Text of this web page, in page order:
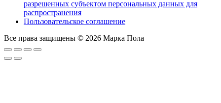
разрешенных субъектом персональных данных для
распространения
Пользовательское соглашение
Все права защищены © 2026 Марка Пола